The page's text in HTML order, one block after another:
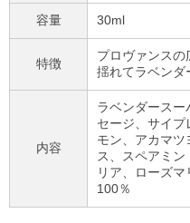
容量 30ml
特徴
プロヴァンスの
揺れてラベンダ
内容
ラベンダースー
セージ、サイ
モン、アカマ
ス、スペアミ
リア、ローズ
100％